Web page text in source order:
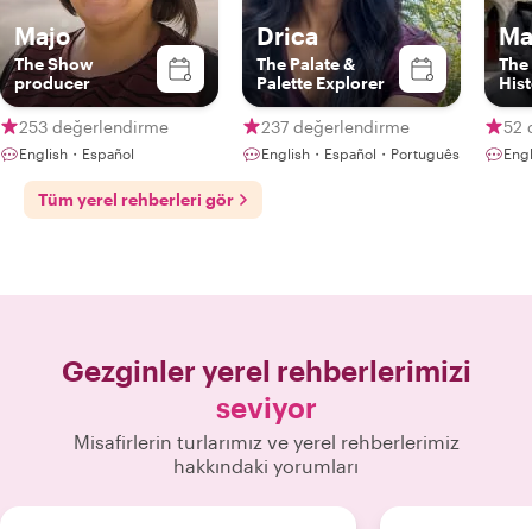
Majo
The Show
producer
253 değerlendirme
English・Español
Drica
The Palate &
Palette Explorer
237 değerlendirme
English・Español・Português
52
Tüm yerel rehberleri gör
Gezginler yerel rehberlerimizi
seviyor
Misafirlerin turlarımız ve yerel rehberlerimiz
hakkındaki yorumları